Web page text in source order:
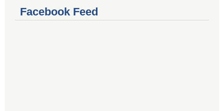
Facebook Feed